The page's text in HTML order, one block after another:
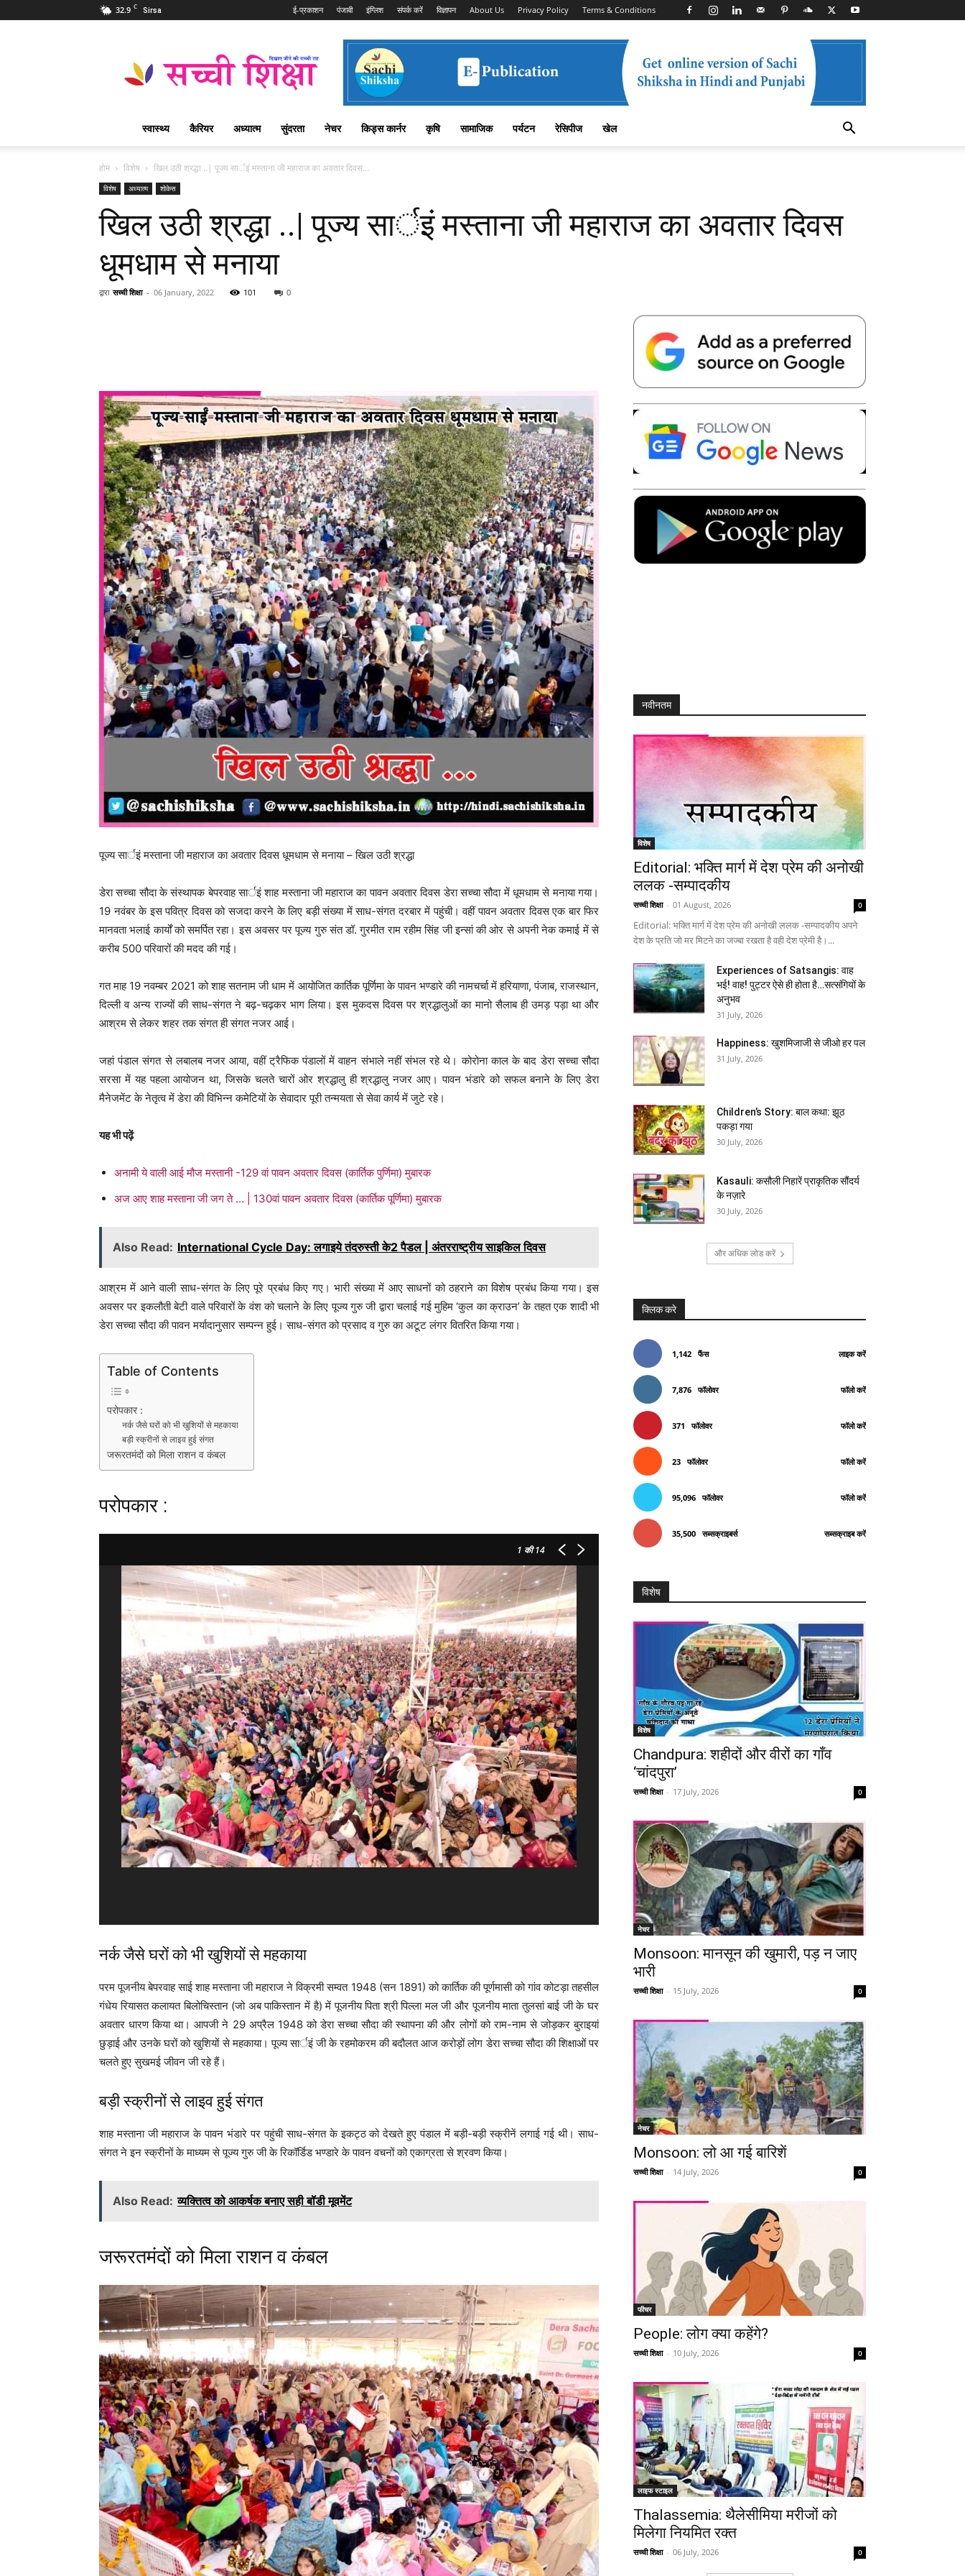
32.9 C Sirsa ई-प्रकाशन पंजाबी इंग्लिश संपर्क करें विज्ञापन About Us Privacy Policy Terms & Conditions
Shiksha
शिक्षा
पत्रिका
स्वास्थ्य कैरियर अध्यात्म सुंदरता नेचर किड्स कार्नर कृषि सामाजिक पर्यटन रेसिपीज खेल
होम विशेष खिल उठी श्रद्धा ..| पूज्य सार्इं मस्ताना जी महाराज का अवतार दिवस...
विशेष अध्यात्म शोकेस
खिल उठी श्रद्धा ..| पूज्य सार्इं मस्ताना जी महाराज का अवतार दिवस
धूमधाम से मनाया
द्वारा सच्ची शिक्षा - 06 January, 2022 101 0
Telegram Copy URL
पूज्य सार्इं मस्ताना जी महाराज का अवतार दिवस धूमधाम से मनाया – खिल उठी श्रद्धा
डेरा सच्चा सौदा के संस्थापक बेपरवाह सार्इं शाह मस्ताना जी महाराज का पावन अवतार दिवस डेरा सच्चा सौदा में धूमधाम से मनाया गया।
19 नवंबर के इस पवित्र दिवस को सजदा करने के लिए बड़ी संख्या में साध-संगत दरबार में पहुंची। वहीं पावन अवतार दिवस एक बार फिर
मानवता भलाई कार्यों को समर्पित रहा। इस अवसर पर पूज्य गुरु संत डॉ. गुरमीत राम रहीम सिंह जी इन्सां की ओर से अपनी नेक कमाई में से
करीब 500 परिवारों की मदद की गई।
गत माह 19 नवम्बर 2021 को शाह सतनाम जी धाम में आयोजित कार्तिक पूर्णिमा के पावन भण्डारे की नामचर्चा में हरियाणा, पंजाब, राजस्थान,
दिल्ली व अन्य राज्यों की साध-संगत ने बढ़-चढ़कर भाग लिया। इस मुकदस दिवस पर श्रद्धालुओं का मानो सैलाब ही उमड़ पड़ा था और
आश्रम से लेकर शहर तक संगत ही संगत नजर आई।
जहां पंडाल संगत से लबालब नजर आया, वहीं ट्रैफिक पंडालों में वाहन संभाले नहीं संभल रहे थे। कोरोना काल के बाद डेरा सच्चा सौदा
सरसा में यह पहला आयोजन था, जिसके चलते चारों ओर श्रद्धालु ही श्रद्धालु नजर आए। पावन भंडारे को सफल बनाने के लिए डेरा
मैनेजमेंट के नेतृत्व में डेरा की विभिन्न कमेटियों के सेवादार पूरी तन्मयता से सेवा कार्य में जुटे रहे।
यह भी पढ़ें
अनामी ये वाली आई मौज मस्तानी -129 वां पावन अवतार दिवस (कार्तिक पुर्णिमा) मुबारक
अज आए शाह मस्ताना जी जग ते … | 130वां पावन अवतार दिवस (कार्तिक पूर्णिमा) मुबारक
Also Read: International Cycle Day: लगाइये तंदरुस्ती के2 पैडल | अंतरराष्ट्रीय साइकिल दिवस
आश्रम में आने वाली साध-संगत के लिए पूरे प्रबंध किए गए। भारी संख्या में आए साधनों को ठहराने का विशेष प्रबंध किया गया। इस
अवसर पर इकलौती बेटी वाले परिवारों के वंश को चलाने के लिए पूज्य गुरु जी द्वारा चलाई गई मुहिम ‘कुल का क्राउन’ के तहत एक शादी भी
डेरा सच्चा सौदा की पावन मर्यादानुसार सम्पन्न हुई। साध-संगत को प्रसाद व गुरु का अटूट लंगर वितरित किया गया।
Table of Contents
परोपकार :
नर्क जैसे घरों को भी खुशियों से महकाया
बड़ी स्क्रीनों से लाइव हुई संगत
जरूरतमंदों को मिला राशन व कंबल
परोपकार :
1 की 14
नर्क जैसे घरों को भी खुशियों से महकाया
परम पूजनीय बेपरवाह साई शाह मस्ताना जी महाराज ने विक्रमी सम्वत 1948 (सन 1891) को कार्तिक की पूर्णमासी को गांव कोटड़ा तहसील
गंधेय रियासत कलायत बिलोचिस्तान (जो अब पाकिस्तान में है) में पूजनीय पिता श्री पिल्ला मल जी और पूजनीय माता तुलसां बाई जी के घर
अवतार धारण किया था। आपजी ने 29 अप्रैल 1948 को डेरा सच्चा सौदा की स्थापना की और लोगों को राम-नाम से जोड़कर बुराइयां
छुड़ाई और उनके घरों को खुशियों से महकाया। पूज्य सार्इं जी के रहमोकरम की बदौलत आज करोड़ों लोग डेरा सच्चा सौदा की शिक्षाओं पर
चलते हुए सुखमई जीवन जी रहे हैं।
बड़ी स्क्रीनों से लाइव हुई संगत
शाह मस्ताना जी महाराज के पावन भंडारे पर पहुंची साध-संगत के इकट्ठ को देखते हुए पंडाल में बड़ी-बड़ी स्क्रीनें लगाई गई थी। साध-
संगत ने इन स्क्रीनों के माध्यम से पूज्य गुरु जी के रिकॉर्डिड भण्डारे के पावन वचनों को एकाग्रता से श्रवण किया।
Also Read: व्यक्तित्व को आकर्षक बनाए सही बॉडी मूवमेंट
जरूरतमंदों को मिला राशन व कंबल
नवीनतम
विशेष
Editorial: भक्ति मार्ग में देश प्रेम की अनोखी
ललक -सम्पादकीय
सच्ची शिक्षा - 01 August, 2026 0
Editorial: भक्ति मार्ग में देश प्रेम की अनोखी ललक -सम्पादकीय अपने
देश के प्रति जो मर मिटने का जज्बा रखता है वही देश प्रेमी है।...
Experiences of Satsangis: वाह
भई! वाह! पुट्टर ऐसे ही होता है…सत्संगियों के
अनुभव
31 July, 2026
Happiness: खुशमिजाजी से जीओ हर पल
31 July, 2026
Children’s Story: बाल कथा: झूठ
पकड़ा गया
30 July, 2026
Kasauli: कसौली निहारें प्राकृतिक सौंदर्य
के नज़ारे
30 July, 2026
और अधिक लोड करें
क्लिक करे
1,142 फैंस लाइक करें
7,876 फॉलोवर फॉलो करें
371 फॉलोवर फॉलो करें
23 फॉलोवर फॉलो करें
95,096 फॉलोवर फॉलो करें
35,500 सब्सक्राइबर्स सब्सक्राइब करें
विशेष
विशेष
Chandpura: शहीदों और वीरों का गाँव
‘चांदपुरा’
सच्ची शिक्षा - 17 July, 2026 0
नेचर
Monsoon: मानसून की खुमारी, पड़ न जाए
भारी
सच्ची शिक्षा - 15 July, 2026 0
नेचर
Monsoon: लो आ गई बारिशें
सच्ची शिक्षा - 14 July, 2026 0
फीचर
People: लोग क्या कहेंगे?
सच्ची शिक्षा - 10 July, 2026 0
लाइफ स्टाइल
Thalassemia: थैलेसीमिया मरीजों को
मिलेगा नियमित रक्त
सच्ची शिक्षा - 06 July, 2026 0